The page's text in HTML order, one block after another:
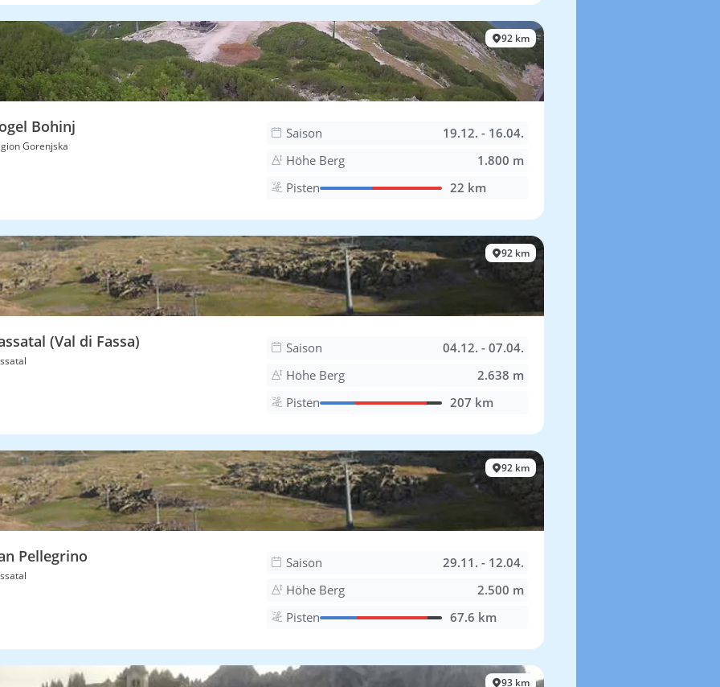
92 km
Bohinj
Gorenjska
Saison
19.12. - 16.04.
Höhe Berg
1.800 m
Pisten
22 km
92 km
(Val di Fassa) Saison
04.12. - 07.04.
Höhe Berg
2.638 m
Pisten
207 km
92 km
Pellegrino Saison
29.11. - 12.04.
Höhe Berg
2.500 m
Pisten
67.6 km
93 km